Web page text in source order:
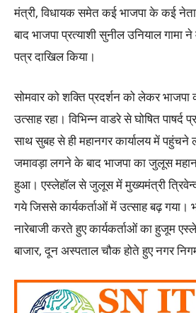
मंत्री, विधायक समेत कई भाजपा के कई
बाद भाजपा प्रत्याशी सुनील उनियाल
पत्र दाखिल किया।
सोमवार को शक्ति प्रदर्शन को लेकर भाजपा
उत्साह रहा। विभिन्न वाडरे से घोषित
साथ सुबह से ही महानगर कार्यालय में
जमावड़ा लगने के बाद भाजपा का जुलूस
हुआ। एस्लेहॉल से जुलूस में मुख्यमंत्री
गये जिससे कार्यकर्ताओं में उत्साह बढ़ गया।
नारेबाजी करते हुए कार्यकर्ताओं का हुजूम
बाजार, दून अस्पताल चौक होते हुए नगर